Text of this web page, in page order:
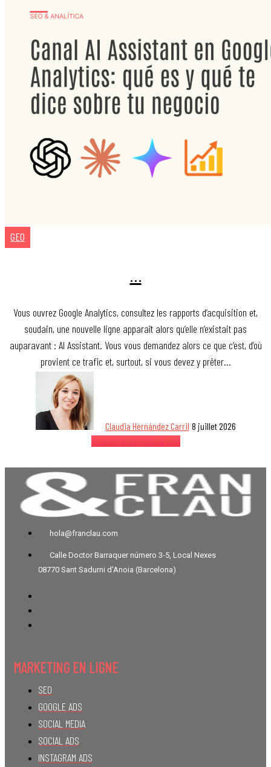
GEO
…
Vous ouvrez Google Analytics, consultez les rapports d’acquisition et,
soudain, une nouvelle ligne apparaît alors qu’elle n’existait pas
auparavant : AI Assistant. Vous vous demandez alors ce que c’est, d’où
provient ce trafic et, surtout, si vous devez y prêter…
Claudia Hernández Carril 8 juillet 2026
Je veux en savoir plus
hola@franclau.com
Calle Doctor Barraquer número 3-5, Local Nexes
08770 Sant Sadurni d’Anoia (Barcelona)
MARKETING EN LIGNE
SEO
GOOGLE ADS
SOCIAL MEDIA
SOCIAL ADS
INSTAGRAM ADS